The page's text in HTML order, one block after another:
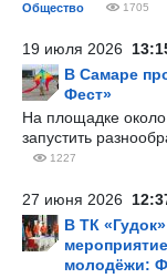
Общество 1705
19 июля 2026
В Самаре
Фест»
На площадке
запустить
1227
27 июня 2026
В ТК
молодёжи: